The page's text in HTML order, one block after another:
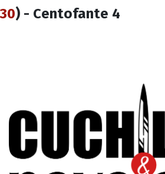
30) - Centofante 4